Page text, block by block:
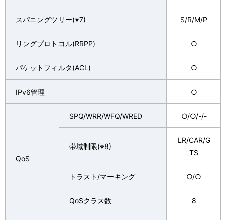
スパニングツリー(※7) S/R/M/P
リングプロトコル(RRPP) ○
パケットフィルタ(ACL) ○
IPv6管理 ○
QoS
SPQ/WRR/WFQ/WRED ○/○/-/-
帯域制限(※8)
LR/CAR/G
TS
トラスト/マーキング ○/○
QoSクラス数 8